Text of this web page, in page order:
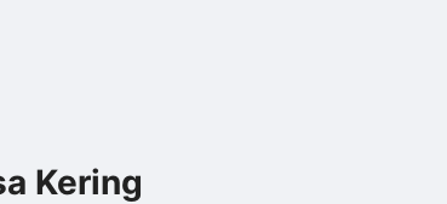
Kering